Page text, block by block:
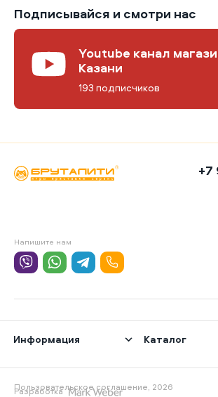
Подписывайся и смотри нас
Youtube канал
Казани
193 подписчиков
Пользовательское соглашение, 2026
Информация Каталог
+7
Напишите нам
Разработка